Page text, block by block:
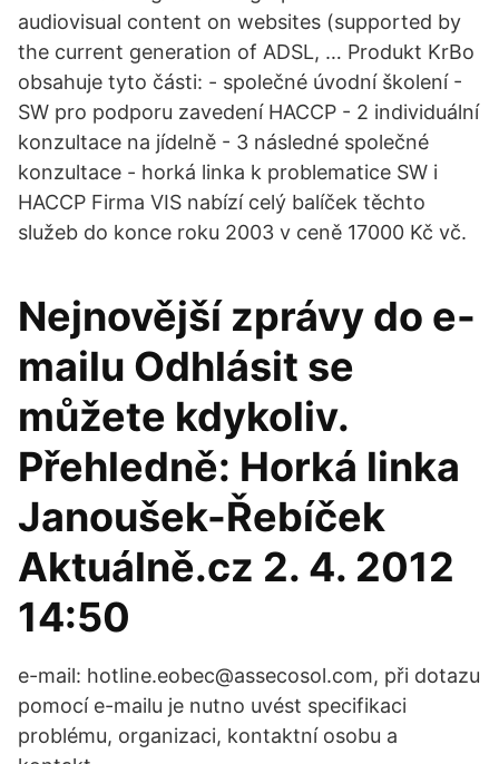
audiovisual content on websites (supported by
the current generation of ADSL, … Produkt KrBo
obsahuje tyto části: - společné úvodní školení -
SW pro podporu zavedení HACCP - 2 individuální
konzultace na jídelně - 3 následné společné
konzultace - horká linka k problematice SW i
HACCP Firma VIS nabízí celý balíček těchto
služeb do konce roku 2003 v ceně 17000 Kč vč.
Nejnovější zprávy do e-
mailu Odhlásit se
můžete kdykoliv.
Přehledně: Horká linka
Janoušek-Řebíček
Aktuálně.cz 2. 4. 2012
14:50
e-mail: hotline.eobec@assecosol.com, při dotazu
pomocí e-mailu je nutno uvést specifikaci
problému, organizaci, kontaktní osobu a